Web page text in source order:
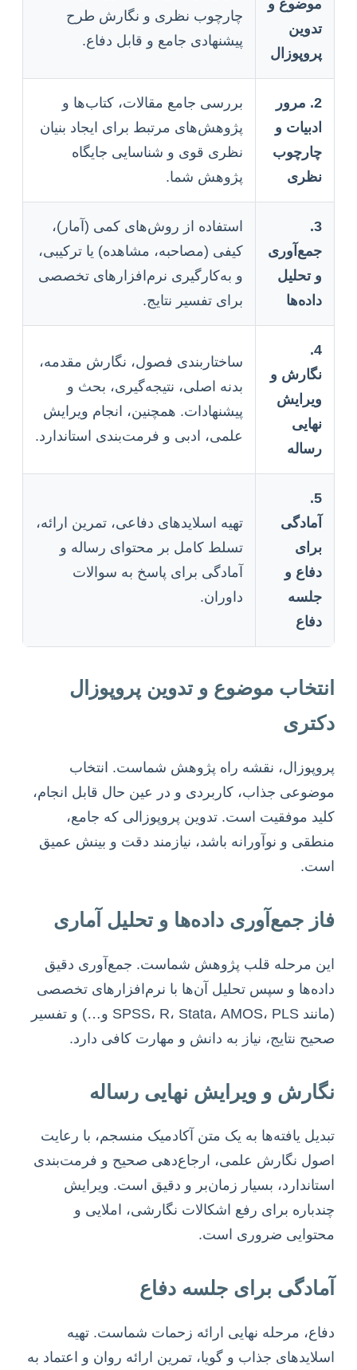
موضوع و
تدوین
پروپوزال
چارچوب نظری و نگارش طرح
پیشنهادی جامع و قابل دفاع.
2. مرور
ادبیات و
چارچوب
نظری
بررسی جامع مقالات، کتاب‌ها و
پژوهش‌های مرتبط برای ایجاد بنیان
نظری قوی و شناسایی جایگاه
پژوهش شما.
3.
جمع‌آوری
و تحلیل
داده‌ها
استفاده از روش‌های کمی (آمار)،
کیفی (مصاحبه، مشاهده) یا ترکیبی،
و به‌کارگیری نرم‌افزارهای تخصصی
برای تفسیر نتایج.
4.
نگارش و
ویرایش
نهایی
رساله
ساختاربندی فصول، نگارش مقدمه،
بدنه اصلی، نتیجه‌گیری، بحث و
پیشنهادات. همچنین، انجام ویرایش
علمی، ادبی و فرمت‌بندی استاندارد.
5.
آمادگی
برای
دفاع و
جلسه
دفاع
تهیه اسلاید‌های دفاعی، تمرین ارائه،
تسلط کامل بر محتوای رساله و
آمادگی برای پاسخ به سوالات
داوران.
انتخاب موضوع و تدوین پروپوزال
دکتری
پروپوزال، نقشه راه پژوهش شماست. انتخاب
موضوعی جذاب، کاربردی و در عین حال قابل انجام،
کلید موفقیت است. تدوین پروپوزالی که جامع،
منطقی و نوآورانه باشد، نیازمند دقت و بینش عمیق
است.
فاز جمع‌آوری داده‌ها و تحلیل آماری
این مرحله قلب پژوهش شماست. جمع‌آوری دقیق
داده‌ها و سپس تحلیل آن‌ها با نرم‌افزارهای تخصصی
(مانند SPSS، R، Stata، AMOS، PLS و…) و تفسیر
صحیح نتایج، نیاز به دانش و مهارت کافی دارد.
نگارش و ویرایش نهایی رساله
تبدیل یافته‌ها به یک متن آکادمیک منسجم، با رعایت
اصول نگارش علمی، ارجاع‌دهی صحیح و فرمت‌بندی
استاندارد، بسیار زمان‌بر و دقیق است. ویرایش
چندباره برای رفع اشکالات نگارشی، املایی و
محتوایی ضروری است.
آمادگی برای جلسه دفاع
دفاع، مرحله نهایی ارائه زحمات شماست. تهیه
اسلایدهای جذاب و گویا، تمرین ارائه روان و اعتماد به